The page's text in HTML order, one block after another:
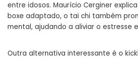
entre idosos. Maurício Cerginer
boxe adaptado, o tai chi também
mental, ajudando a aliviar o estresse
Outra alternativa interessante é o